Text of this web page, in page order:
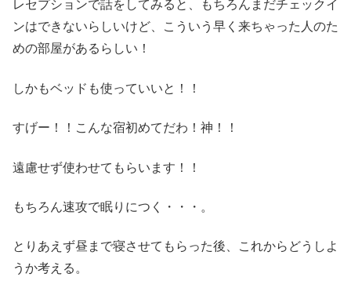
レセプションで話をしてみると、もちろんまだチェックイ
ンはできないらしいけど、こういう早く来ちゃった人のた
めの部屋があるらしい！
しかもベッドも使っていいと！！
すげー！！こんな宿初めてだわ！神！！
遠慮せず使わせてもらいます！！
もちろん速攻で眠りにつく・・・。
とりあえず昼まで寝させてもらった後、これからどうしよ
うか考える。